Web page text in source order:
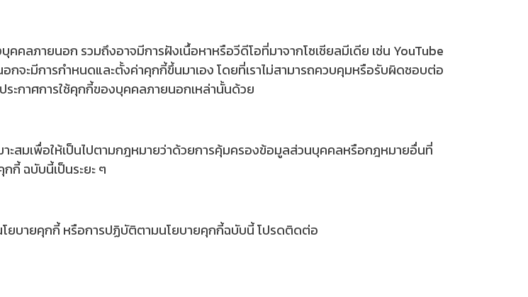
คคลภายนอก รวมถึงอาจมีการฝังเนื้อหาหรือวีดีโอที่มาจากโซเชียลมีเดีย เช่น YouTube
กจะมีการกำหนดและตั้งค่าคุกกี้ขึ้นมาเอง โดยที่เราไม่สามารถควบคุมหรือรับผิดชอบต่อ
ระกาศการใช้คุกกี้ของบุคคลภายนอกเหล่านั้นด้วย
ะสมเพื่อให้เป็นไปตามกฎหมายว่าด้วยการคุ้มครองข้อมูลส่วนบุคคลหรือกฎหมายอื่นที่
กี้ ฉบับนี้เป็นระยะ ๆ
โยบายคุกกี้ หรือการปฏิบัติตามนโยบายคุกกี้ฉบับนี้ โปรดติดต่อ